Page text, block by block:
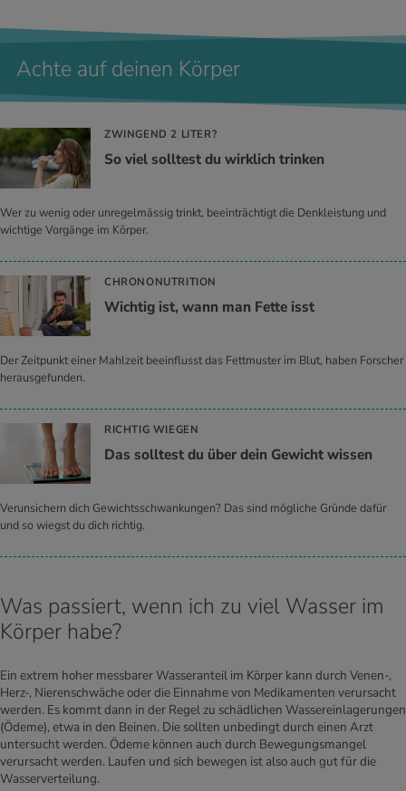
Achte auf deinen Körper
ZWINGEND 2 LITER?
So viel soll­test du wirk­lich trin­ken
Wer zu wenig oder unregelmässig trinkt, beeinträchtigt die Denkleistung und
wichtige Vorgänge im Körper.
CHRONONUTRITION
Wich­tig ist, wann man Fette isst
Der Zeitpunkt einer Mahlzeit beeinflusst das Fettmuster im Blut, haben Forscher
herausgefunden.
RICHTIG WIEGEN
Das soll­test du über dein Ge­wicht wis­sen
Verunsichern dich Gewichtsschwankungen? Das sind mögliche Gründe dafür
und so wiegst du dich richtig.
Was passiert, wenn ich zu viel Wasser im
Körper habe?
Ein extrem hoher messbarer Wasseranteil im Körper kann durch Venen-,
Herz-, Nierenschwäche oder die Einnahme von Medikamenten verursacht
werden. Es kommt dann in der Regel zu schädlichen Wassereinlagerungen
(Ödeme), etwa in den Beinen. Die sollten unbedingt durch einen Arzt
untersucht werden. Ödeme können auch durch Bewegungsmangel
verursacht werden. Laufen und sich bewegen ist also auch gut für die
Wasserverteilung.